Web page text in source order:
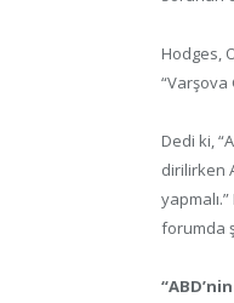
Hodges,
Dedi ki,
dirilirken
forumda